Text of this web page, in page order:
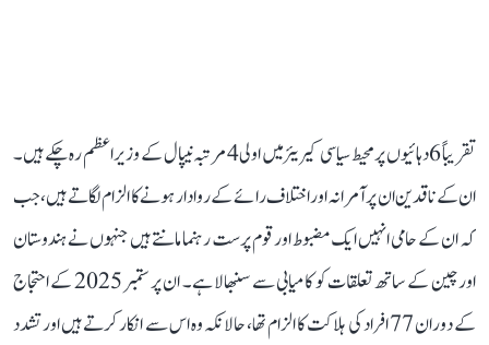
تقریباً 6 دہائیوں پر محیط سیاسی کیریئر میں اولی 4 مرتبہ نیپال کے وزیر اعظم رہ چکے ہیں۔
ان کے ناقدین ان پر آمرانہ اور اختلاف رائے کے روادار ہونے کا الزام لگاتے ہیں، جب
کہ ان کے حامی انہیں ایک مضبوط اور قوم پرست رہنما مانتے ہیں جنہوں نے ہندوستان
اور چین کے ساتھ تعلقات کو کامیابی سے سنبھالا ہے۔ ان پر ستمبر 2025 کے احتجاج
کے دوران 77 افراد کی ہلاکت کا الزام تھا، حالانکہ وہ اس سے انکار کرتے ہیں اور تشدد